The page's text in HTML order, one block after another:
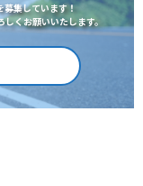
募集しています！
くお願いいたします。